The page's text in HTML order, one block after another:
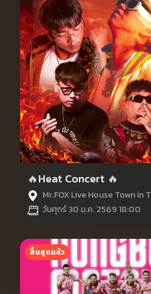
🔥Heat Concert 🔥
Mr.FOX Live House Town in Town 1323, 1
วันศุกร์ 30 ม.ค. 2569 18:00
สิ้นสุดแล้ว